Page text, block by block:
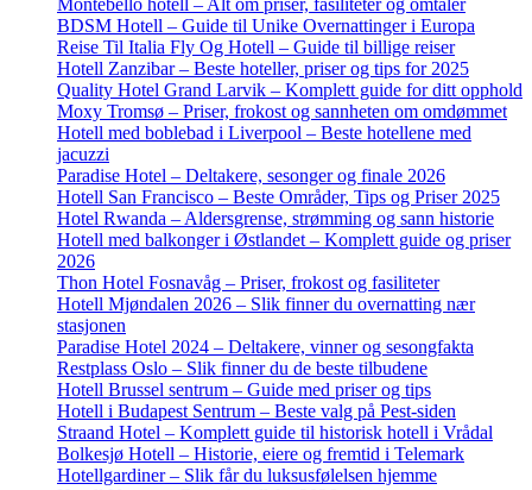
Montebello hotell – Alt om priser, fasiliteter og omtaler
BDSM Hotell – Guide til Unike Overnattinger i Europa
Reise Til Italia Fly Og Hotell – Guide til billige reiser
Hotell Zanzibar – Beste hoteller, priser og tips for 2025
Quality Hotel Grand Larvik – Komplett guide for ditt opphold
Moxy Tromsø – Priser, frokost og sannheten om omdømmet
Hotell med boblebad i Liverpool – Beste hotellene med
jacuzzi
Paradise Hotel – Deltakere, sesonger og finale 2026
Hotell San Francisco – Beste Områder, Tips og Priser 2025
Hotel Rwanda – Aldersgrense, strømming og sann historie
Hotell med balkonger i Østlandet – Komplett guide og priser
2026
Thon Hotel Fosnavåg – Priser, frokost og fasiliteter
Hotell Mjøndalen 2026 – Slik finner du overnatting nær
stasjonen
Paradise Hotel 2024 – Deltakere, vinner og sesongfakta
Restplass Oslo – Slik finner du de beste tilbudene
Hotell Brussel sentrum – Guide med priser og tips
Hotell i Budapest Sentrum – Beste valg på Pest-siden
Straand Hotel – Komplett guide til historisk hotell i Vrådal
Bolkesjø Hotell – Historie, eiere og fremtid i Telemark
Hotellgardiner – Slik får du luksusfølelsen hjemme